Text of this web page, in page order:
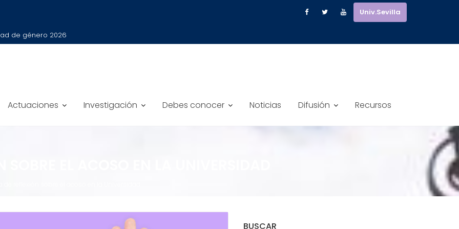
de género 2026
Univ.Sevilla
Actuaciones Investigación Debes conocer Noticias Difusión Recursos
BUSCAR